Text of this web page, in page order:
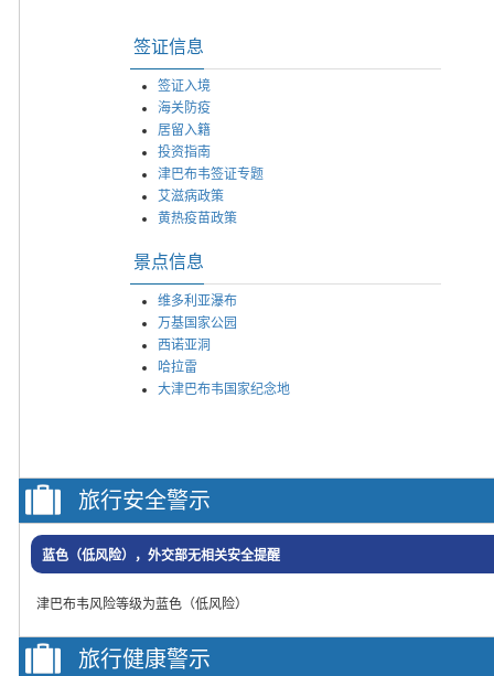
签证信息
签证入境
海关防疫
居留入籍
投资指南
津巴布韦签证专题
艾滋病政策
黄热疫苗政策
景点信息
维多利亚瀑布
万基国家公园
西诺亚洞
哈拉雷
大津巴布韦国家纪念地
旅行安全警示
蓝色（低风险），外交部无相关安全提醒
津巴布韦风险等级为蓝色（低风险）
旅行健康警示